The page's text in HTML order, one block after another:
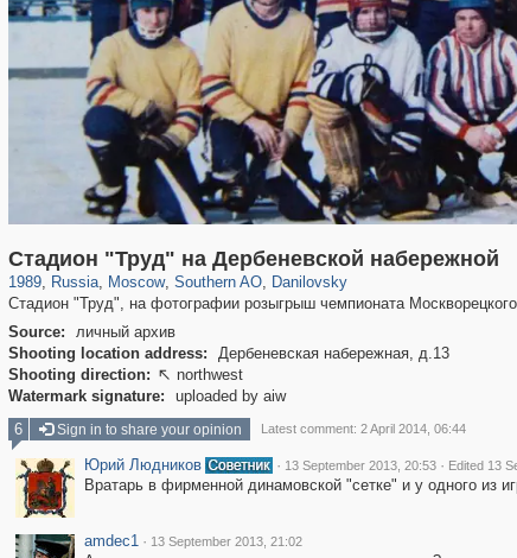
Стадион "Труд" на Дербеневской набережной
1989, Russia
1,405,929 29,243
, Moscow
319,716 8,286
, Southern AO
21,636 390
, Danilovsky
5,921 116
Стадион "Труд", на фотографии розыгрыш чемпионата
Source:
личный архив
Shooting location address:
Дербеневская набережная, д.13
Shooting direction:  northwest
Watermark signature:
uploaded by aiw
6 Sign in to share your opinion Latest comment: 2 April 2014, 06:44
Юрий Людников · 13 September 2013, 20:53 · Edited 13
Вратарь в фирменной динамовской "сетке" и у одного из
amdec1 · 13 September 2013, 21:02